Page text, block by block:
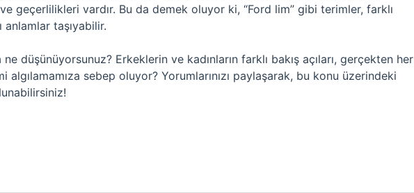
geçerlilikleri vardır. Bu da demek oluyor ki, “Ford lim” gibi terimler, farklı
taşıyabilir.
düşünüyorsunuz? Erkeklerin ve kadınların farklı bakış açıları, gerçekten her
algılamamıza sebep oluyor? Yorumlarınızı paylaşarak, bu konu üzerindeki